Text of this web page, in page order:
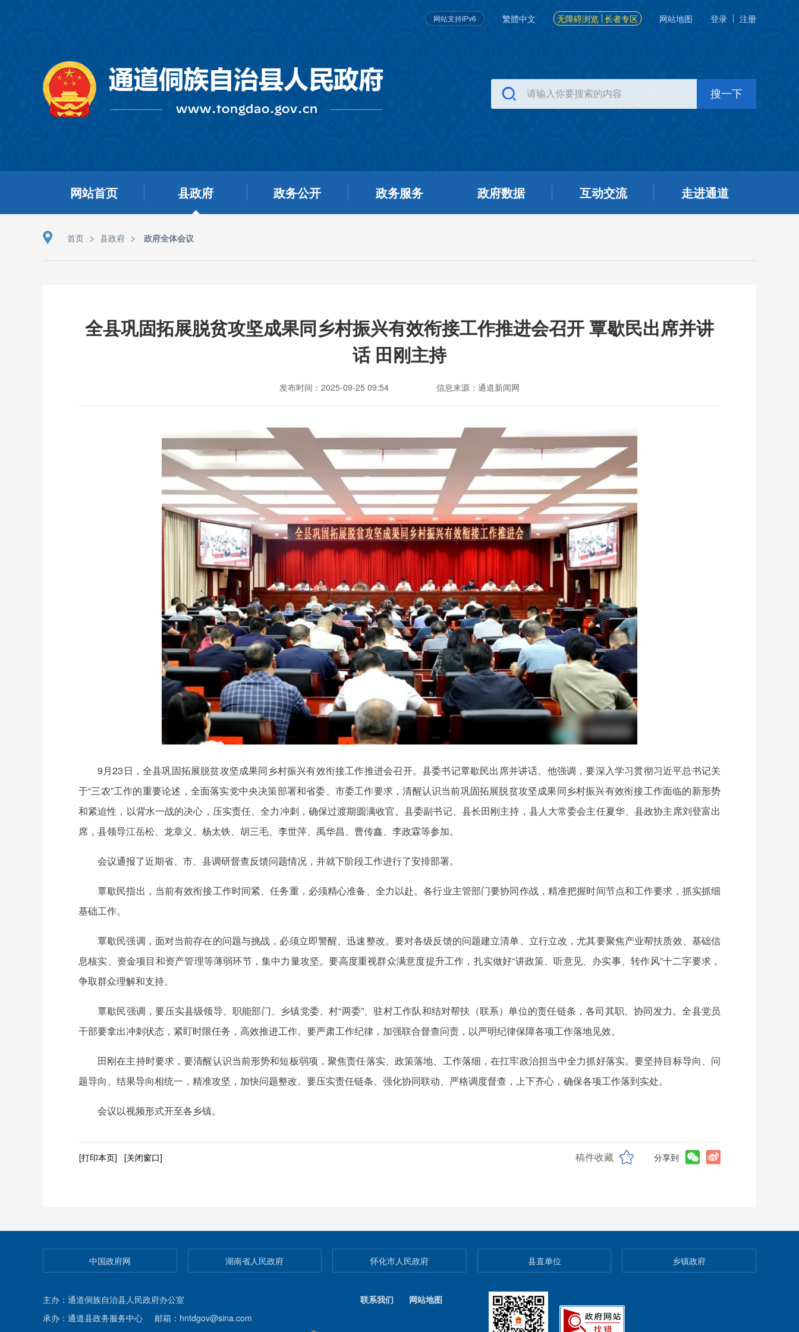
网站支持IPv6 繁體中文 无障碍浏览 长者专区 网站地图 登录 注册
网站首页 县政府 政务公开 政务服务 政府数据 互动交流 走进通道
首页 > 县政府 > 政府全体会议
全县巩固拓展脱贫攻坚成果同乡村振兴有效衔接工作推进会召开 覃歇民出席并讲
话 田刚主持
发布时间：2025-09-25 09:54 信息来源：通道新闻网
9月23日，全县巩固拓展脱贫攻坚成果同乡村振兴有效衔接工作推进会召开。县委书记覃歇民出席并讲话。他强调，要深入学习贯彻习近平总书记关
于“三农”工作的重要论述，全面落实党中央决策部署和省委、市委工作要求，清醒认识当前巩固拓展脱贫攻坚成果同乡村振兴有效衔接工作面临的新形势
和紧迫性，以背水一战的决心，压实责任、全力冲刺，确保过渡期圆满收官。县委副书记、县长田刚主持，县人大常委会主任夏华、县政协主席刘登富出
席，县领导江岳松、龙章义、杨太铁、胡三毛、李世萍、禹华昌、曹传鑫、李政霖等参加。
会议通报了近期省、市、县调研督查反馈问题情况，并就下阶段工作进行了安排部署。
覃歇民指出，当前有效衔接工作时间紧、任务重，必须精心准备、全力以赴。各行业主管部门要协同作战，精准把握时间节点和工作要求，抓实抓细
基础工作。
覃歇民强调，面对当前存在的问题与挑战，必须立即警醒、迅速整改。要对各级反馈的问题建立清单、立行立改，尤其要聚焦产业帮扶质效、基础信
息核实、资金项目和资产管理等薄弱环节，集中力量攻坚。要高度重视群众满意度提升工作，扎实做好“讲政策、听意见、办实事、转作风”十二字要求，
争取群众理解和支持。
覃歇民强调，要压实县级领导、职能部门、乡镇党委、村“两委”、驻村工作队和结对帮扶（联系）单位的责任链条，各司其职、协同发力。全县党员
干部要拿出冲刺状态，紧盯时限任务，高效推进工作。要严肃工作纪律，加强联合督查问责，以严明纪律保障各项工作落地见效。
田刚在主持时要求，要清醒认识当前形势和短板弱项，聚焦责任落实、政策落地、工作落细，在扛牢政治担当中全力抓好落实。要坚持目标导向、问
题导向、结果导向相统一，精准攻坚，加快问题整改。要压实责任链条、强化协同联动、严格调度督查，上下齐心，确保各项工作落到实处。
会议以视频形式开至各乡镇。
[打印本页] [关闭窗口] 稿件收藏 分享到
中国政府网 湖南省人民政府 怀化市人民政府 县直单位 乡镇政府
主办：通道侗族自治县人民政府办公室
承办：通道县政务服务中心
邮箱：hntdgov@sina.com
联系我们 网站地图